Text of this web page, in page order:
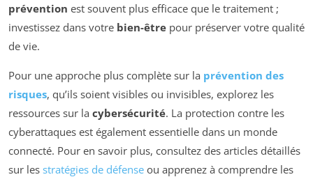
prévention est souvent plus efficace que le traitement ;
investissez dans votre bien-être pour préserver votre qualité
de vie.
Pour une approche plus complète sur la prévention des
risques, qu’ils soient visibles ou invisibles, explorez les
ressources sur la cybersécurité. La protection contre les
cyberattaques est également essentielle dans un monde
connecté. Pour en savoir plus, consultez des articles détaillés
sur les stratégies de défense ou apprenez à comprendre les